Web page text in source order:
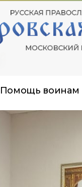
Помощь воинам